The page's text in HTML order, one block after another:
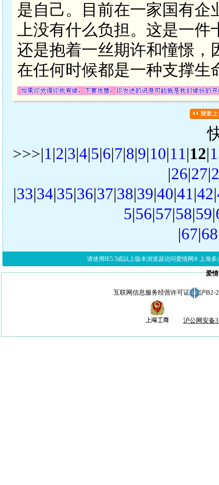
是自己。目前在一家国有企
上没有什么负担。这是一
还是抱着一丝期许和憧憬，
在任何时候都是一种支撑生
>>>|1|2|3|4|5|6|7|8|9|10|11|12|
|26|27|
|33|34|35|36|37|38|39|40|41|42|
5|56|57|58|59|
|67|68
请使用IE5.5或以上版本浏览器访问爱情网® 上海多
爱
互联网信息服务经营许可证 沪B2-
沪公网安备